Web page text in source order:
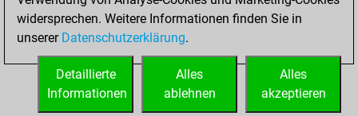
slow games
Play
You scored +0
=1 -2 in slow games
widersprechen. Weitere Informationen finden Sie in
unserer Datenschutzerklärung.
Alles
akzeptieren
Alles
ablehnen
Detaillierte
Informationen